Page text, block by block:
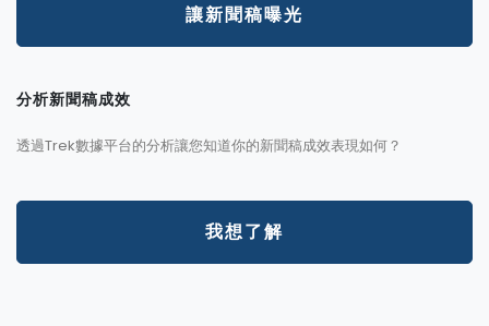
讓新聞稿曝光
分析新聞稿成效
透過Trek數據平台的分析讓您知道你的新聞稿成效表現如何？
我想了解